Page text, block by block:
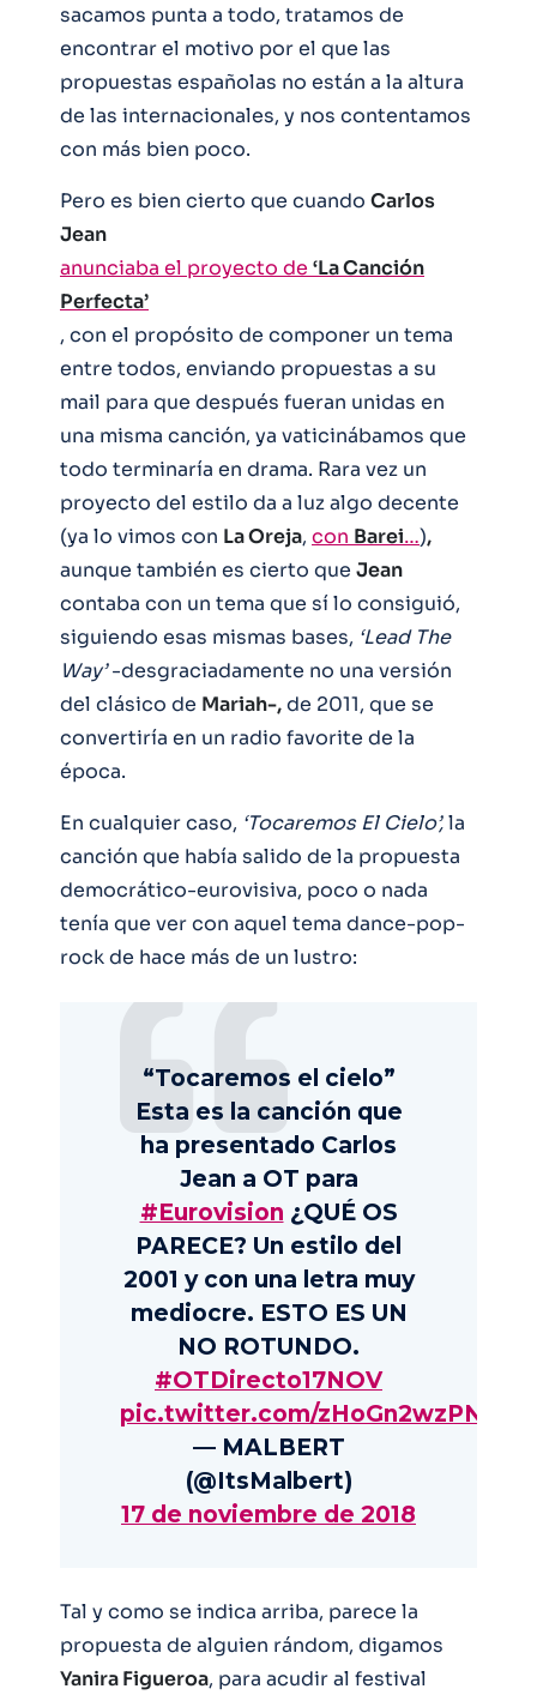
sacamos punta a todo, tratamos de
encontrar el motivo por el que las
propuestas españolas no están a la altura
de las internacionales, y nos contentamos
con más bien poco.
Pero es bien cierto que cuando Carlos
Jean
anunciaba el proyecto de ‘La Canción
Perfecta’
, con el propósito de componer un tema
entre todos, enviando propuestas a su
mail para que después fueran unidas en
una misma canción, ya vaticinábamos que
todo terminaría en drama. Rara vez un
proyecto del estilo da a luz algo decente
(ya lo vimos con La Oreja, con Barei…),
aunque también es cierto que Jean
contaba con un tema que sí lo consiguió,
siguiendo esas mismas bases, ‘Lead The
Way’-desgraciadamente no una versión
del clásico de Mariah-,de 2011, que se
convertiría en un radio favorite de la
época.
En cualquier caso, ‘Tocaremos El Cielo’,la
canción que había salido de la propuesta
democrático-eurovisiva, poco o nada
tenía que ver con aquel tema dance-pop-
rock de hace más de un lustro:
“Tocaremos el cielo”
Esta es la canción que
ha presentado Carlos
Jean a OT para
#Eurovision ¿QUÉ OS
PARECE? Un estilo del
2001 y con una letra muy
mediocre. ESTO ES UN
NO ROTUNDO.
#OTDirecto17NOV
pic.twitter.com/zHoGn2wzPN
— MALBERT
(@ItsMalbert)
17 de noviembre de 2018
Tal y como se indica arriba, parece la
propuesta de alguien rándom, digamos
Yanira Figueroa, para acudir al festival